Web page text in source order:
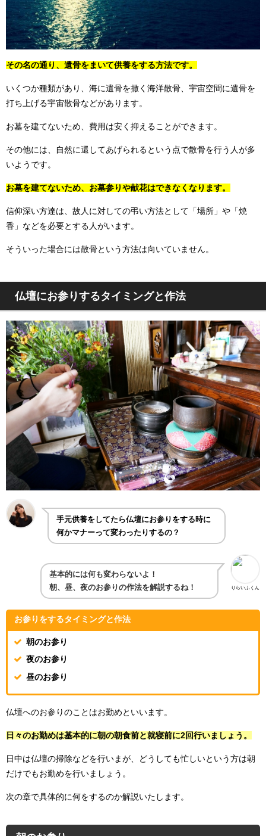
その名の通り、遺骨をまいて供養をする方法です。
いくつか種類があり、海に遺骨を撒く海洋散骨、宇宙空間に遺骨を
打ち上げる宇宙散骨などがあります。
お墓を建てないため、費用は安く抑えることができます。
その他には、自然に還してあげられるという点で散骨を行う人が多
いようです。
お墓を建てないため、お墓参りや献花はできなくなります。
信仰深い方達は、故人に対しての弔い方法として「場所」や「焼
香」などを必要とする人がいます。
そういった場合には散骨という方法は向いていません。
仏壇にお参りするタイミングと作法
手元供養をしてたら仏壇にお参りをする時に
何かマナーって変わったりするの？
りらいふくん
基本的には何も変わらないよ！
朝、昼、夜のお参りの作法を解説するね！
お参りをするタイミングと作法
朝のお参り
夜のお参り
昼のお参り
仏壇へのお参りのことはお勤めといいます。
日々のお勤めは基本的に朝の朝食前と就寝前に2回行いましょう。
日中は仏壇の掃除などを行いまが、どうしても忙しいという方は朝
だけでもお勤めを行いましょう。
次の章で具体的に何をするのか解説いたします。